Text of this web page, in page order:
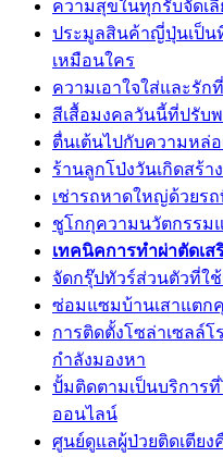
ความสุขในทุกรับจัดเ
ประมูลสินค้าญี่ปุ่นเป็
เหมือนใคร
ความเอาใจใส่และรัก
สีเสื้อมงคลวันนี้ที่ปรั
ตื่นเต้นไปกับความหล่
ร้านลูกโป่งวันเกิดสร้
เช่ารถหาดใหญ่ด้วยร
ชูโกกุความนวัตกรรม
เทคนิคการทำผ่าตัดเ
จัดกรุ๊ปทัวร์ส่วนตัวที่ใ
ซ่อมแซมบ้านเสาแต
การติดตั้งโซล่าเซลล์
กำลังมองหา
ปั้มติดตามเป็นบริการ
ออนไลน์
ศูนย์ดูแลผู้ป่วยติดเตีย